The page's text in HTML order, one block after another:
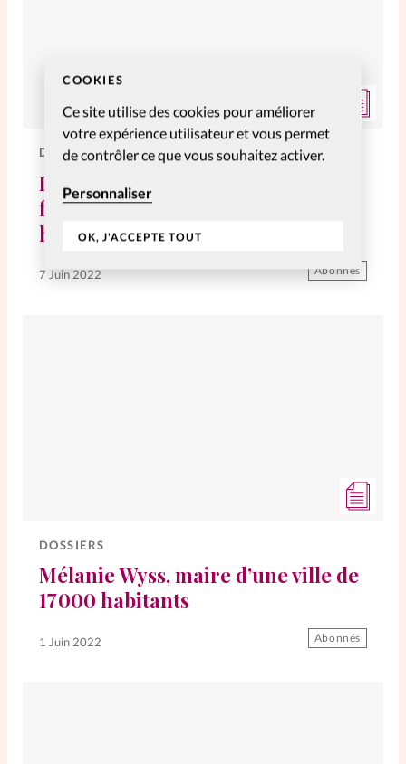
COOKIES
Ce site utilise des cookies pour améliorer
votre expérience utilisateur et vous permet
de contrôler ce que vous souhaitez activer.
Personnaliser
OK, J'ACCEPTE TOUT
DOSSIERS
L’engagement politique des
femmes, un travail de longue
haleine
7 Juin 2022 Abonnés
DOSSIERS
Mélanie Wyss, maire d’une ville de
17 000 habitants
1 Juin 2022 Abonnés